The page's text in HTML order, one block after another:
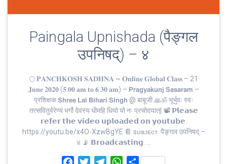
Paingala Upnishada (पैङ्गल
उपनिषद्) – ४
🌕 𝐏𝐀𝐍𝐂𝐇𝐊𝐎𝐒𝐇 𝐒𝐀𝐃𝐇𝐍𝐀 ~ 𝐎𝐧𝐥𝐢𝐧𝐞 𝐆𝐥𝐨𝐛𝐚𝐥 𝐂𝐥𝐚𝐬𝐬 – 21
𝐉𝐮𝐧𝐞 𝟐𝟎𝟐𝟎 (𝟓:𝟎𝟎 𝐚𝐦 𝐭𝐨 𝟔:𝟑𝟎 𝐚𝐦) – 𝗣𝗿𝗮𝗴𝘆𝗮𝗸𝘂𝗻𝗷 𝗦𝗮𝘀𝗮𝗿𝗮𝗺 –
प्रशिक्षक 𝗦𝗵𝗿𝗲𝗲 𝗟𝗮𝗹 𝗕𝗶𝗵𝗮𝗿𝗶 𝗦𝗶𝗻𝗴𝗵 @ बाबूजी 🙏ॐ भूर्भुवः स्‍वः
तत्‍सवितुर्वरेण्‍यं भर्गो देवस्य धीमहि धियो यो नः प्रचोदयात्‌| 📽 𝗣𝗹𝗲𝗮𝘀𝗲
𝗿𝗲𝗳𝗲𝗿 𝘁𝗵𝗲 𝘃𝗶𝗱𝗲𝗼 𝘂𝗽𝗹𝗼𝗮𝗱𝗲𝗱 𝗼𝗻 𝘆𝗼𝘂𝘁𝘂𝗯𝗲.
https://youtu.be/x4O-XzwBgYE 📔 sᴜʙᴊᴇᴄᴛ. पैङ्गल उपनिषद् –
४ 📡 𝗕𝗿𝗼𝗮𝗱𝗰𝗮𝘀𝘁𝗶𝗻𝗴. …
W
S